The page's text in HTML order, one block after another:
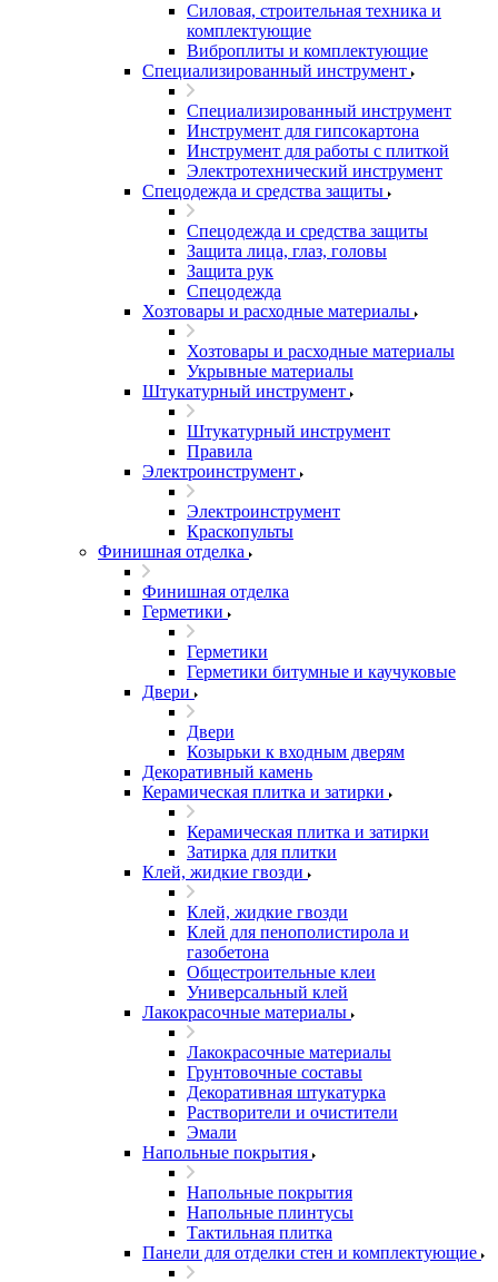
Силовая, строительная техника и
комплектующие
Виброплиты и комплектующие
Специализированный инструмент
Специализированный инструмент
Инструмент для гипсокартона
Инструмент для работы с плиткой
Электротехнический инструмент
Спецодежда и средства защиты
Спецодежда и средства защиты
Защита лица, глаз, головы
Защита рук
Спецодежда
Хозтовары и расходные материалы
Хозтовары и расходные материалы
Укрывные материалы
Штукатурный инструмент
Штукатурный инструмент
Правила
Электроинструмент
Электроинструмент
Краскопульты
Финишная отделка
Финишная отделка
Герметики
Герметики
Герметики битумные и каучуковые
Двери
Двери
Козырьки к входным дверям
Декоративный камень
Керамическая плитка и затирки
Керамическая плитка и затирки
Затирка для плитки
Клей, жидкие гвозди
Клей, жидкие гвозди
Клей для пенополистирола и
газобетона
Общестроительные клеи
Универсальный клей
Лакокрасочные материалы
Лакокрасочные материалы
Грунтовочные составы
Декоративная штукатурка
Растворители и очистители
Эмали
Напольные покрытия
Напольные покрытия
Напольные плинтусы
Тактильная плитка
Панели для отделки стен и комплектующие